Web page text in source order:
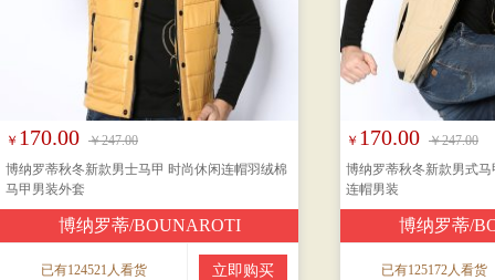
￥ 170.00 ￥247.00
博纳罗蒂秋冬新款男士马甲 时尚休闲连帽羽绒棉
马甲男装外套
博纳罗蒂/BOUNAROTI
已有124521人看货 立即购买
￥ 170.00 ￥247.00
博纳罗蒂秋冬新款男式
连帽男装
博纳罗蒂/
已有125172人看货